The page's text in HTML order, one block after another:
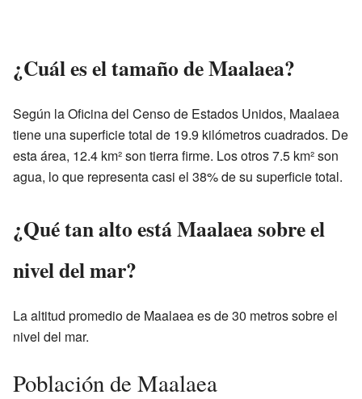
¿Cuál es el tamaño de Maalaea?
Según la Oficina del Censo de Estados Unidos, Maalaea
tiene una superficie total de 19.9 kilómetros cuadrados. De
esta área, 12.4 km² son tierra firme. Los otros 7.5 km² son
agua, lo que representa casi el 38% de su superficie total.
¿Qué tan alto está Maalaea sobre el
nivel del mar?
La altitud promedio de Maalaea es de 30 metros sobre el
nivel del mar.
Población de Maalaea